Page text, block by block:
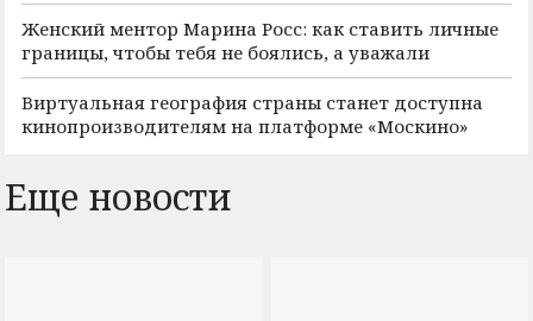
Женский ментор Марина Росс: как ставить личные
границы, чтобы тебя не боялись, а уважали
Виртуальная география страны станет доступна
кинопроизводителям на платформе «Москино»
Еще новости